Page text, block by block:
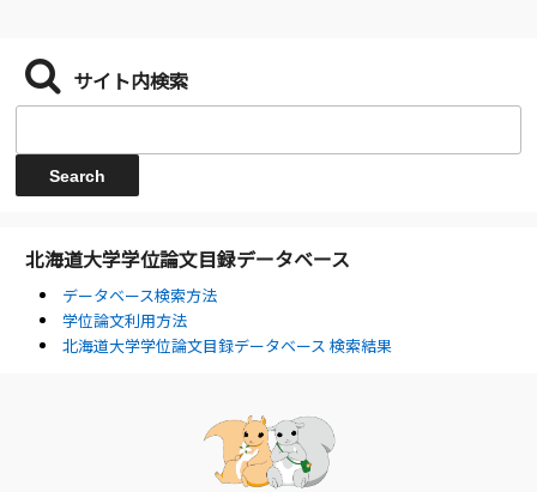
サイト内検索
北海道大学学位論文目録データベース
データベース検索方法
学位論文利用方法
北海道大学学位論文目録データベース 検索結果